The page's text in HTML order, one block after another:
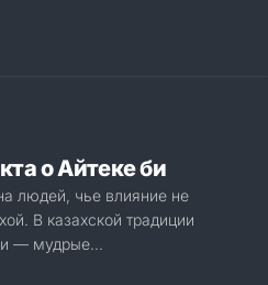
о Айтеке би
людей, чье влияние не
В казахской традиции
— мудрые...